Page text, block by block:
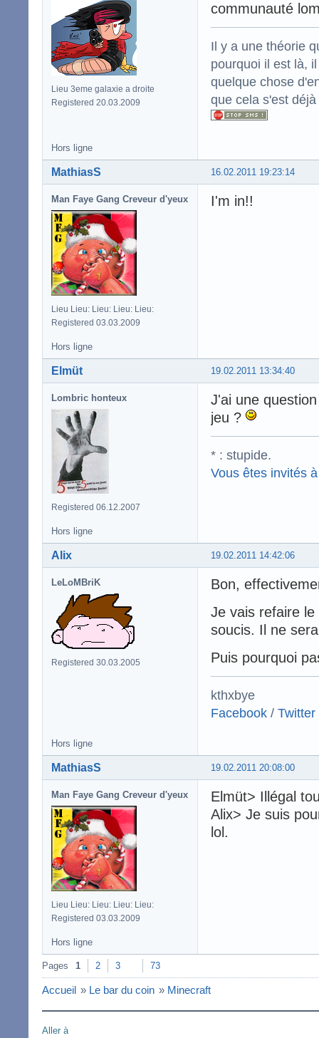
Lieu 3eme galaxie a droite
Registered 20.03.2009
communauté
Il y a une théorie
pourquoi il est là,
quelque chose
que cela s'est
Hors ligne
16.02.2011 19:23:14
MathiasS
Man Faye Gang Creveur d'yeux
Lieu Lieu: Lieu: Lieu: Lieu:
Registered 03.03.2009
I'm in!!
Hors ligne
19.02.2011 13:34:40
Elmüt
Lombric honteux
Registered 06.12.2007
J'ai une
jeu ?
* : stupide.
Vous êtes invités
Hors ligne
19.02.2011 14:42:06
Alix
LeLoMBriK
Registered 30.03.2005
Bon,
Je vais refaire
soucis. Il ne
Puis pourquoi
kthxbye
Facebook / Twitter
Hors ligne
19.02.2011 20:08:00
MathiasS
Man Faye Gang Creveur d'yeux
Lieu Lieu: Lieu: Lieu: Lieu:
Registered 03.03.2009
Elmüt> Illégal
Alix> Je suis
lol.
Hors ligne
Pages 1 2 3 73
Accueil » Le bar du coin » Minecraft
Aller à